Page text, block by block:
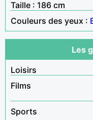
Taille : 186 cm
Couleurs des yeux :
Les
Loisirs
Films
Sports